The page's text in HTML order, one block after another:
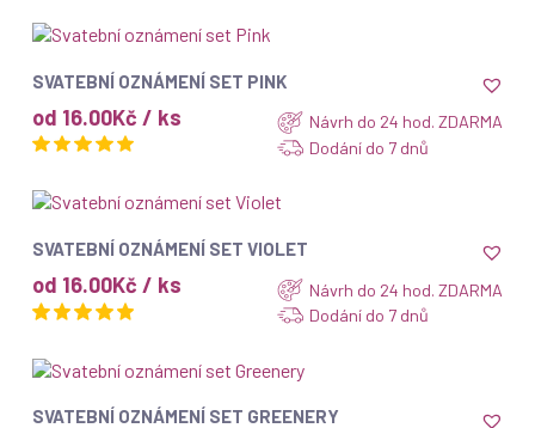
SVATEBNÍ OZNÁMENÍ SET PINK
od 16.00Kč / ks
Návrh do 24 hod. ZDARMA
Dodání do 7 dnů
ZOBRAZIT
SVATEBNÍ OZNÁMENÍ SET VIOLET
od 16.00Kč / ks
Návrh do 24 hod. ZDARMA
Dodání do 7 dnů
ZOBRAZIT
SVATEBNÍ OZNÁMENÍ SET GREENERY